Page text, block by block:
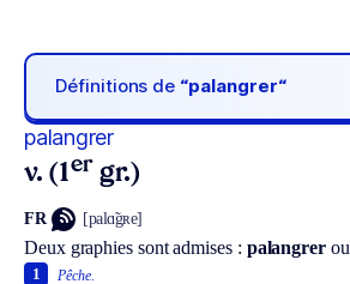
Définitions de “palangrer“
palangrer
v. (1er gr.)
FR [palɑ̃gʀe]
Deux graphies sont admises : palangrerou
Pêche.
1